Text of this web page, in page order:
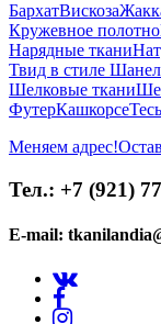
БархатВискоза
Кружевное полотно
Нарядные ткани
Твид в стиле
Шелковые ткани
ФутерКашкорсе
Меняем адрес!
Тел.: +7 (921)
E-mail: